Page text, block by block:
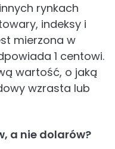
rynkach
indeksy i
mierzona w
1 centowi.
wartość, o jaką
wzrasta lub
a nie dolarów?